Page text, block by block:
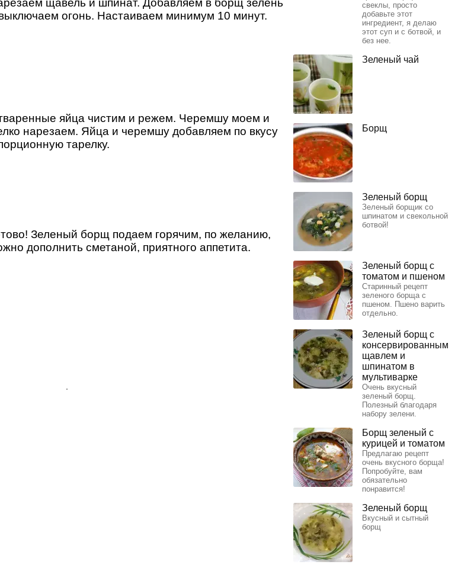
щавель и шпинат. Добавляем в борщ зелень
огонь. Настаиваем минимум 10 минут.
яйца чистим и режем. Черемшу моем и
нарезаем. Яйца и черемшу добавляем по вкусу
тарелку.
Зеленый борщ подаем горячим, по желанию,
дополнить сметаной, приятного аппетита.
свеклы, просто
добавьте этот
ингредиент, я делаю
этот суп и с ботвой, и
без нее.
Зеленый чай
Борщ
Зеленый борщ
Зеленый борщик со
шпинатом и свекольной
ботвой!
Зеленый борщ с
томатом и пшеном
Старинный рецепт
зеленого борща с
пшеном. Пшено варить
отдельно.
Зеленый борщ с
консервированным
щавлем и
шпинатом в
мультиварке
Очень вкусный
зеленый борщ.
Полезный благодаря
набору зелени.
Борщ зеленый с
курицей и томатом
Предлагаю рецепт
очень вкусного борща!
Попробуйте, вам
обязательно
понравится!
Зеленый борщ
Вкусный и сытный
борщ